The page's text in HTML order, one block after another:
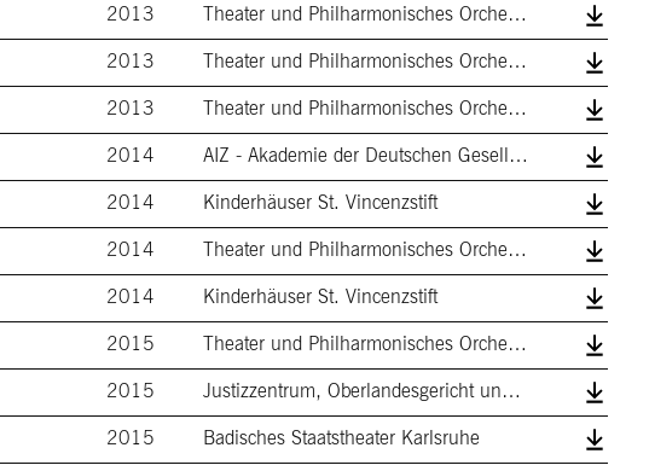
2013
Theater und Philharmonisches Orchester
2013
Theater und Philharmonisches Orchester
2013
Theater und Philharmonisches Orchester
2014
AIZ - Akademie der Deutschen Gesellschaf…
2014
Kinderhäuser St. Vincenzstift
2014
Theater und Philharmonisches Orchester
2014
Kinderhäuser St. Vincenzstift
2015
Theater und Philharmonisches Orchester
2015
Justizzentrum, Oberlandesgericht und Pol…
2015
Badisches Staatstheater Karlsruhe